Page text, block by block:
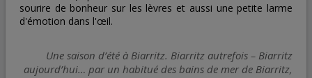
sourire de bonheur sur les lèvres et aussi une petite larme
d'émotion dans l'œil.
Une saison d’été à Biarritz. Biarritz autrefois – Biarritz
aujourd’hui… par un habitué des bains de mer de Biarritz,